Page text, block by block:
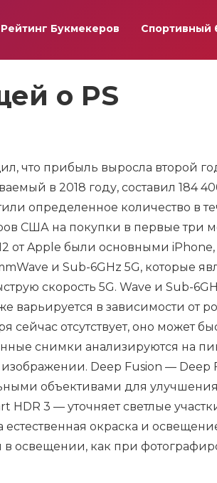
Рейтинг Букмекеров Спортивный
о PS
что прибыль выросла второй
в 2018 году, составил 184
определенное количество в
США на покупки в первые три
от Apple были основными
и Sub-6GHz 5G, которые
скорость 5G. Wave и Sub-
варьируется в зависимости от
сейчас отсутствует, оно может
снимки анализируются на
Deep Fusion — Deep
объективами для улучшения
3 — уточняет светлые
окраска и
в освещении, как при